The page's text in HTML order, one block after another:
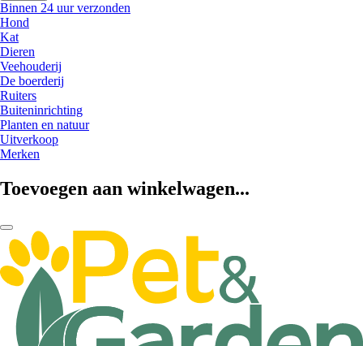
Binnen 24 uur verzonden
Hond
Kat
Dieren
Veehouderij
De boerderij
Ruiters
Buiteninrichting
Planten en natuur
Uitverkoop
Merken
Toevoegen aan winkelwagen...